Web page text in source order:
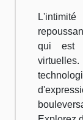
qui est